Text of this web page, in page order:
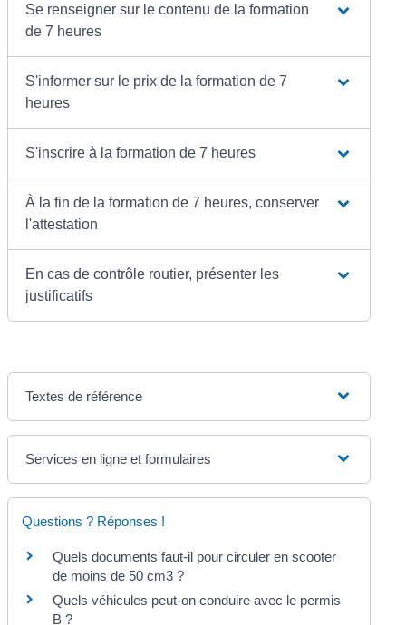
Se renseigner sur le contenu de la formation
de 7 heures
S'informer sur le prix de la formation de 7
heures
S'inscrire à la formation de 7 heures
À la fin de la formation de 7 heures, conserver
l'attestation
En cas de contrôle routier, présenter les
justificatifs
Textes de référence
Services en ligne et formulaires
Questions ? Réponses !
Quels documents faut-il pour circuler en scooter
de moins de 50 cm3 ?
Quels véhicules peut-on conduire avec le permis
B ?